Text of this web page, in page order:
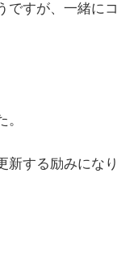
ですが、一緒にコ
新する励みになり